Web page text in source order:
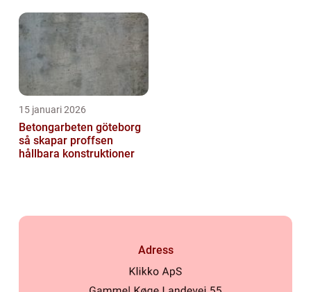
15 januari 2026
Betongarbeten göteborg
så skapar proffsen
hållbara konstruktioner
Adress